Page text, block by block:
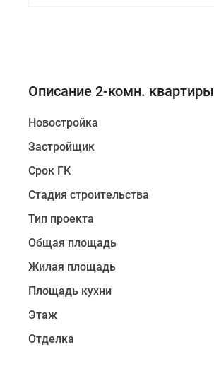
Описание 2-комн. квартиры
Новостройка
Застройщик
Срок ГК
Стадия строительства
Тип проекта
Общая площадь
Жилая площадь
Площадь кухни
Этаж
Отделка